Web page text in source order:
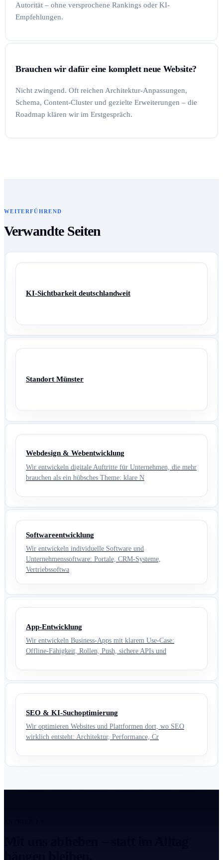
Autorität – ohne versprochene Rankings oder KI-
Empfehlungen.
Brauchen wir dafür eine komplett neue Website?
Nicht zwingend. Oft reichen Architektur-Anpassungen,
Schema, Content-Cluster und gezielte Erweiterungen – die
Roadmap klären wir im Erstgespräch.
WEITERFÜHREND
Verwandte Seiten
KI-Sichtbarkeit deutschlandweit
Standort Münster
Webdesign & Webentwicklung
Wir entwickeln digitale Auftritte für Unternehmen, die mehr
brauchen als ein hübsches Theme: klare N
Softwareentwicklung
Wir entwickeln individuelle Software und
Unternehmenssoftware: Portale, CRM-Systeme,
Vertriebssoftwa
App-Entwicklung
Wir entwickeln Business-Apps mit klarem Use-Case:
Offline-Fähigkeit, Rollen, Push, sichere APIs und
SEO & KI-Suchoptimierung
Wir optimieren Websites und Plattformen dort, wo SEO
wirklich entsteht: Architektur, Performance, Cr